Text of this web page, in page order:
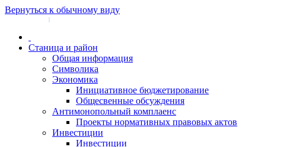
Вернуться к обычному виду
|
Станица и район
Общая информация
Символика
Экономика
Инициативное бюджетирование
Общесвенные обсуждения
Антимонопольный комплаенс
Проекты нормативных правовых актов
Инвестиции
Инвестиции